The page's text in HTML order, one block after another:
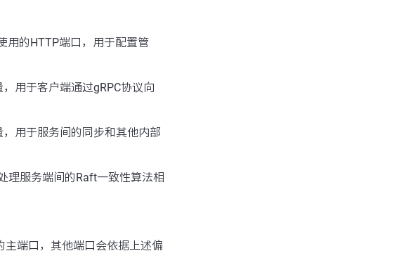
用的HTTP端口，用于配置管
用于客户端通过gRPC协议向
用于服务间的同步和其他内部
理服务端间的Raft一致性算法相
主端口，其他端口会依据上述偏